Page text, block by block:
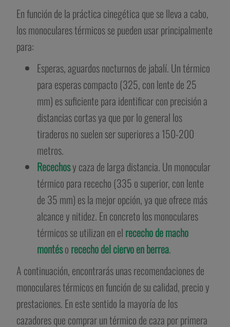
En función de la práctica cinegética que se lleva a cabo,
los monoculares térmicos se pueden usar principalmente
para:
Esperas, aguardos nocturnos de jabalí. Un térmico
para esperas compacto (325, con lente de 25
mm) es suficiente para identificar con precisión a
distancias cortas ya que por lo general los
tiraderos no suelen ser superiores a 150-200
metros.
Recechosy caza de larga distancia. Un monocular
térmico para rececho (335 o superior, con lente
de 35 mm) es la mejor opción, ya que ofrece más
alcance y nitidez. En concreto los monoculares
térmicos se utilizan en el rececho de macho
montéso rececho del ciervo en berrea.
A continuación, encontrarás unas recomendaciones de
monoculares térmicos en función de su calidad, precio y
prestaciones. En este sentido la mayoría de los
cazadores que comprar un térmico de caza por primera